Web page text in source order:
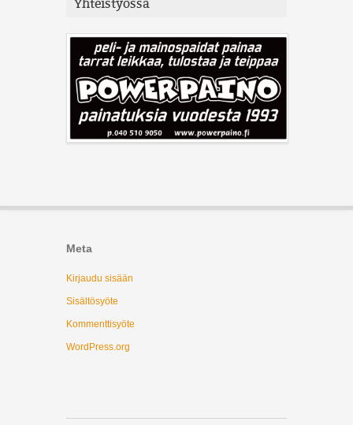
Yhteistyössä
Meta
Kirjaudu sisään
Sisältösyöte
Kommenttisyöte
WordPress.org